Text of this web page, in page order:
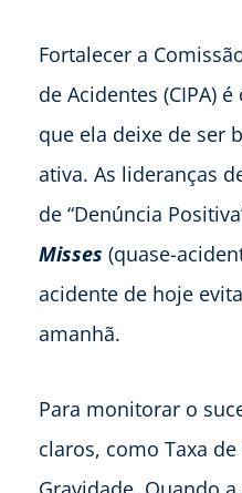
Fortalecer a
de Acidentes (CIPA)
que ela deixe de ser
ativa. As lideranças
de “Denúncia
Misses (quase-
acidente de hoje
amanhã.
Para monitorar o
claros, como Taxa